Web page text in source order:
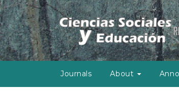
M
a
i
n
N
a
g
Journals About